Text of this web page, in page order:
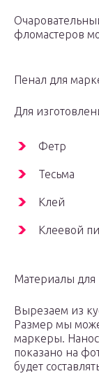
фломастеров
Пенал для
Для
Фетр
Тесьма
Клей
Клеевой
Материалы для
Вырезаем из
Размер мы
маркеры.
показано на
будет